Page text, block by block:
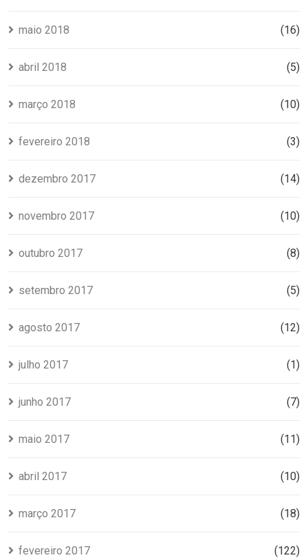
maio 2018 (16)
abril 2018 (5)
março 2018 (10)
fevereiro 2018 (3)
dezembro 2017 (14)
novembro 2017 (10)
outubro 2017 (8)
setembro 2017 (5)
agosto 2017 (12)
julho 2017 (1)
junho 2017 (7)
maio 2017 (11)
abril 2017 (10)
março 2017 (18)
fevereiro 2017 (122)